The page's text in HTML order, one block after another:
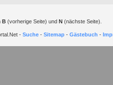
B (vorherige Seite) und N (nächste Seite).
- Suche - Sitemap - Gästebuch -